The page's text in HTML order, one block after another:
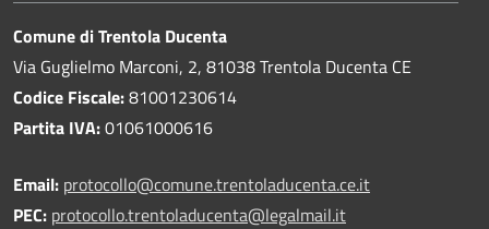
Comune di Trentola Ducenta
Via Guglielmo Marconi, 2, 81038 Trentola Ducenta CE
Codice Fiscale:81001230614
Partita IVA:01061000616
Email: protocollo@comune.trentoladucenta.ce.it
PEC: protocollo.trentoladucenta@legalmail.it